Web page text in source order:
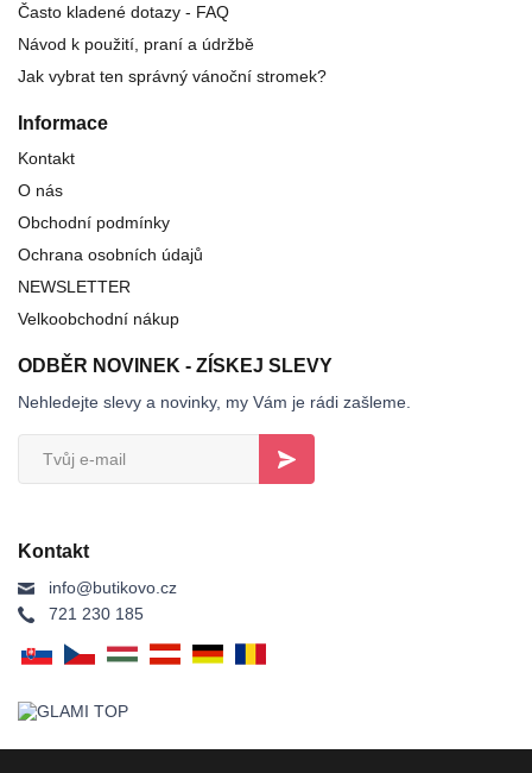
Často kladené dotazy - FAQ
Návod k použití, praní a údržbě
Jak vybrat ten správný vánoční stromek?
Informace
Kontakt
O nás
Obchodní podmínky
Ochrana osobních údajů
NEWSLETTER
Velkoobchodní nákup
ODBĚR NOVINEK - ZÍSKEJ SLEVY
Nehledejte slevy a novinky, my Vám je rádi zašleme.
Kontakt
info@butikovo.cz
721 230 185